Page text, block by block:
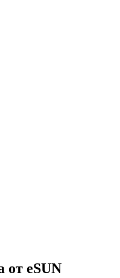
от eSUN